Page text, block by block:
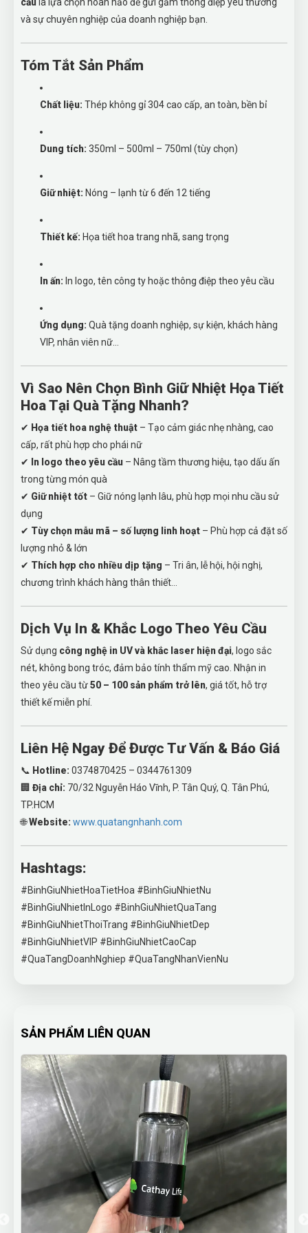
và sự chuyên nghiệp của doanh nghiệp bạn.
Tóm Tắt Sản Phẩm
Chất liệu: Thép không gỉ 304 cao cấp, an toàn, bền bỉ
Dung tích: 350ml – 500ml – 750ml (tùy chọn)
Giữ nhiệt: Nóng – lạnh từ 6 đến 12 tiếng
Thiết kế: Họa tiết hoa trang nhã, sang trọng
In ấn: In logo, tên công ty hoặc thông điệp theo yêu cầu
Ứng dụng: Quà tặng doanh nghiệp, sự kiện, khách hàng
VIP, nhân viên nữ…
Vì Sao Nên Chọn Bình Giữ Nhiệt Họa Tiết
Hoa Tại Quà Tặng Nhanh?
✔ Họa tiết hoa nghệ thuật – Tạo cảm giác nhẹ nhàng, cao
cấp, rất phù hợp cho phái nữ
✔
In logo theo yêu cầu – Nâng tầm thương hiệu, tạo dấu ấn
trong từng món quà
✔ Giữ nhiệt tốt – Giữ nóng lạnh lâu, phù hợp mọi nhu cầu sử
dụng
✔ Tùy chọn mẫu mã – số lượng linh hoạt – Phù hợp cả đặt số
lượng nhỏ & lớn
✔ Thích hợp cho nhiều dịp tặng – Tri ân, lễ hội, hội nghị,
chương trình khách hàng thân thiết...
Dịch Vụ In & Khắc Logo Theo Yêu Cầu
Sử dụng công nghệ in UV và khắc laser hiện đại, logo sắc
nét, không bong tróc, đảm bảo tính thẩm mỹ cao. Nhận in
theo yêu cầu từ50 – 100 sản phẩm trở lên, giá tốt, hỗ trợ
thiết kế miễn phí.
Liên Hệ Ngay Để Được Tư Vấn & Báo Giá
📞 Hotline: 0374870425 – 0344761309
🏢 Địa chỉ: 70/32 Nguyễn Háo Vĩnh, P. Tân Quý, Q. Tân Phú,
TP.HCM
🌐Website: www.quatangnhanh.com
Hashtags:
#BinhGiuNhietHoaTietHoa #BinhGiuNhietNu
#BinhGiuNhietInLogo #BinhGiuNhietQuaTang
#BinhGiuNhietThoiTrang #BinhGiuNhietDep
#BinhGiuNhietVIP #BinhGiuNhietCaoCap
#QuaTangDoanhNghiep #QuaTangNhanVienNu
SẢN PHẨM LIÊN QUAN